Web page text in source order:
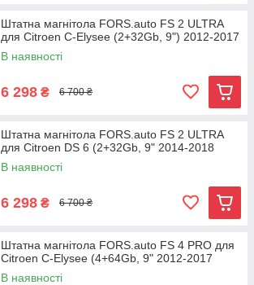
Штатна магнітола FORS.auto FS 2 ULTRA
для Citroen C-Elysee (2+32Gb, 9") 2012-2017
В наявності
6 298 ₴ 6 700 ₴
Штатна магнітола FORS.auto FS 2 ULTRA
для Citroen DS 6 (2+32Gb, 9" 2014-2018
В наявності
6 298 ₴ 6 700 ₴
Штатна магнітола FORS.auto FS 4 PRO для
Citroen C-Elysee (4+64Gb, 9" 2012-2017
В наявності